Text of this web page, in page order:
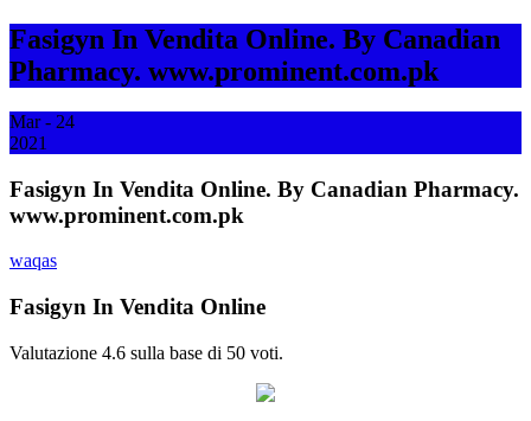
Fasigyn In Vendita Online. By Canadian
Pharmacy. www.prominent.com.pk
Mar - 24
2021
Fasigyn In Vendita Online. By Canadian Pharmacy.
www.prominent.com.pk
waqas
Fasigyn In Vendita Online
Valutazione 4.6 sulla base di 50 voti.